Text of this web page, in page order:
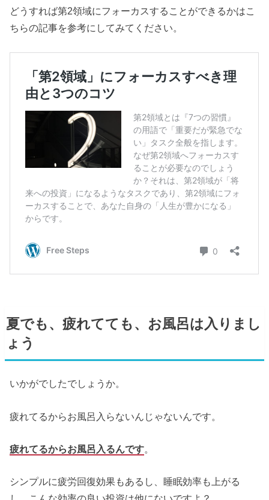
どうすれば第2領域にフォーカスすることができるかはこ
ちらの記事を参考にしてみてください。
夏でも、疲れてても、お風呂は入りまし
ょう
いかがでしたでしょうか。
疲れてるからお風呂入らないんじゃないんです。
疲れてるからお風呂入るんです。
シンプルに疲労回復効果もあるし、睡眠効率も上がる